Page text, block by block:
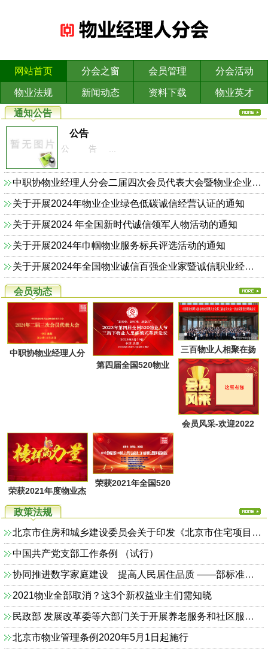
网站首页 分会之窗 会员管理 分会活动
物业法规 新闻动态 资料下载
物业英才
通知公告
公告
公 告 ...
中职协物业经理人分会二届四次会员代表大会暨物业企业依法合规诚信经营主题研讨会的通知
关于开展2024年物业企业绿色低碳诚信经营认证的通知
关于开展2024 年全国新时代诚信领军人物活动的通知
关于开展2024年巾帼物业服务标兵评选活动的通知
关于开展2024年全国物业诚信百强企业家暨诚信职业经理人的通知
会员动态
中职协物业经理人分
第四届全国520物业
三百物业人相聚在扬
州又一次共同点燃起
物业经理人分会的圣
火，开启了旅居养老
的融合新思路！
会员风采-欢迎2022
荣获2021年度物业杰
出职业经理人系列活
动评选名单
荣获2021年全国520
列评选名单
政策法规
北京市住房和城乡建设委员会关于印发《北京市住宅项目物业服务综合监管实施方案（试行）》的通知
中国共产党支部工作条例 （试行）
协同推进数字家庭建设 提高人民居住品质 ——部标准定额司相关负责人解读《关于加快发展数字家庭 提高居住品质的指导意见》
2021物业全部取消？这3个新权益业主们需知晓
民政部 发展改革委等六部门关于开展养老服务和社区服务信息惠民工程试点工作的通知（民函〔2014〕325号）
北京市物业管理条例2020年5月1日起施行